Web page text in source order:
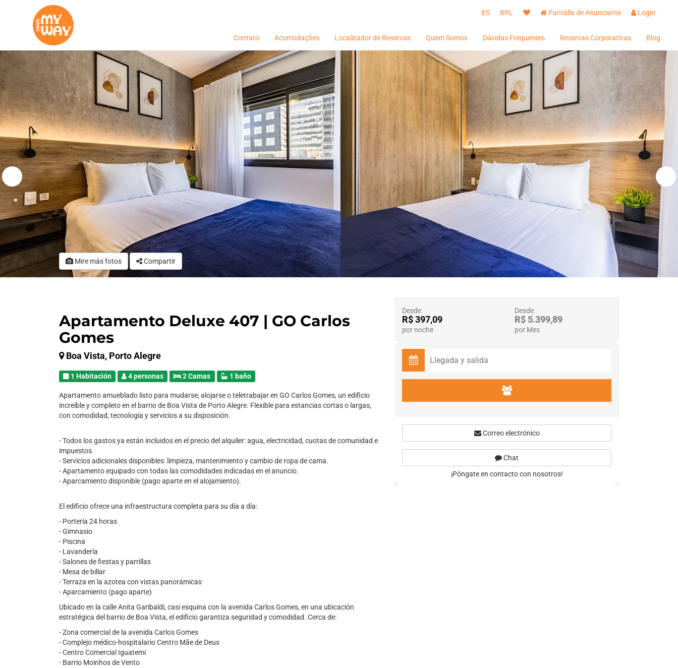
ES BRL Pantalla de Anunciante Login
Contato Acomodações Localizador de Reservas Quem Somos Dúvidas Frequentes Reservas Corporativas Blog
Mire más fotos Compartir
Apartamento Deluxe 407 | GO Carlos
Gomes
Boa Vista, Porto Alegre
1 Habitación 4 personas 2 Camas 1 baño
Apartamento amueblado listo para mudarse, alojarse o teletrabajar en GO Carlos Gomes, un edificio
increíble y completo en el barrio de Boa Vista de Porto Alegre. Flexible para estancias cortas o largas,
con comodidad, tecnología y servicios a su disposición.
- Todos los gastos ya están incluidos en el precio del alquiler: agua, electricidad, cuotas de comunidad e
impuestos.
- Servicios adicionales disponibles: limpieza, mantenimiento y cambio de ropa de cama.
- Apartamento equipado con todas las comodidades indicadas en el anuncio.
- Aparcamiento disponible (pago aparte en el alojamiento).
El edificio ofrece una infraestructura completa para su día a día:
- Portería 24 horas
- Gimnasio
- Piscina
- Lavandería
- Salones de fiestas y parrillas
- Mesa de billar
- Terraza en la azotea con vistas panorámicas
- Aparcamiento (pago aparte)
Ubicado en la calle Anita Garibaldi, casi esquina con la avenida Carlos Gomes, en una ubicación
estratégica del barrio de Boa Vista, el edificio garantiza seguridad y comodidad. Cerca de:
- Zona comercial de la avenida Carlos Gomes
- Complejo médico-hospitalario Centro Mãe de Deus
- Centro Comercial Iguatemi
- Barrio Moinhos de Vento
Desde
R$ 397,09
por noche
Desde
R$ 5.399,89
por Mes
Correo electrónico
Chat
¡Póngate en contacto con nosotros!